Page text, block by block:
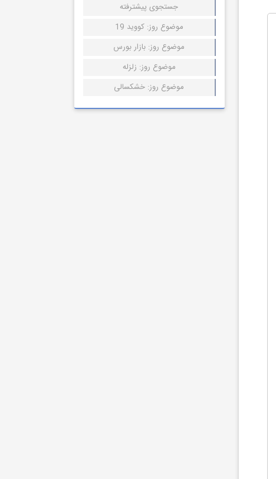
جستجوی پیشترفته
موضوع روز: کووید 19
موضوع روز: بازار بورس
موضوع روز: زلزله
موضوع روز: خشکسالی